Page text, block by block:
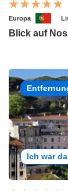
Europa
Blick auf
Ich war da